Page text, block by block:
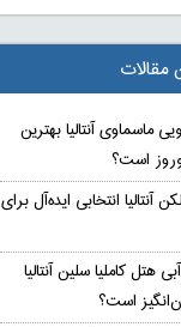
مقالات
ماسماوی آنتالیا بهترین
است؟
آنتالیا انتخابی ایده‌آل برای
هتل کاملیا سلین آنتالیا
است؟